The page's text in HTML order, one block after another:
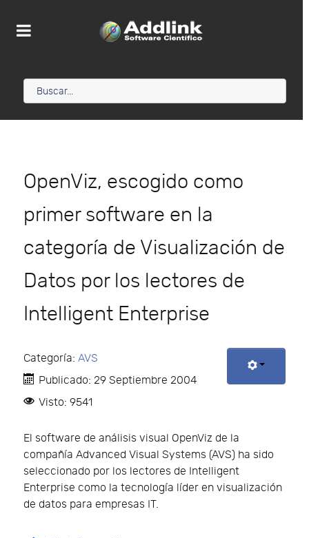
OpenViz, escogido como
primer software en la
categoría de Visualización de
Datos por los lectores de
Intelligent Enterprise
Categoría: AVS
Publicado: 29 Septiembre 2004
Visto: 9541
El software de análisis visual OpenViz de la
compañía Advanced Visual Systems (AVS) ha sido
seleccionado por los lectores de Intelligent
Enterprise como la tecnología líder en visualización
de datos para empresas IT.